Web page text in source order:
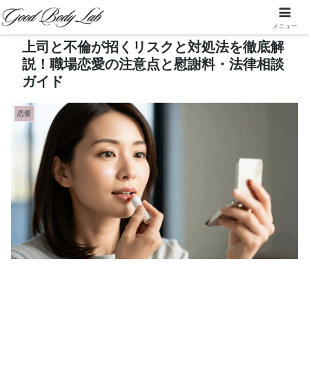
上司と不倫が招くリスクと対処法を徹底解
説！職場恋愛の注意点と慰謝料・法律相談
ガイド
恋愛
メニュー